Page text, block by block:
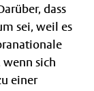
dass
sei, weil es
sich
einer